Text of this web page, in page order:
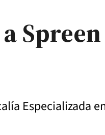
Especializada